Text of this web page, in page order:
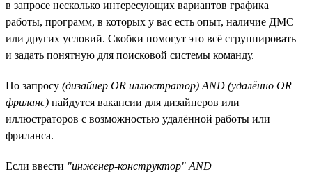
в запросе несколько интересующих вариантов графика
работы, программ, в которых у вас есть опыт, наличие ДМС
или других условий. Скобки помогут это всё сгруппировать
и задать понятную для поисковой системы команду.
По запросу (дизайнер OR иллюстратор) AND (удалённо OR
фриланс) найдутся вакансии для дизайнеров или
иллюстраторов с возможностью удалённой работы или
фриланса.
Если ввести "инженер-конструктор" AND